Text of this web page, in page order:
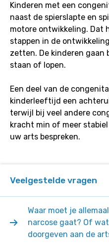
bij
kinderen?
Kinderen met een
naast de spierslapte en
motore ontwikkeling. Dat
stappen in de
zetten. De kinderen gaan
staan of lopen.
Een deel van de
kinderleeftijd een
terwijl bij veel andere
kracht min of meer
uw arts bespreken.
Veelgestelde vragen
Waar moet je
narcose gaat? Of
doorgeven aan de